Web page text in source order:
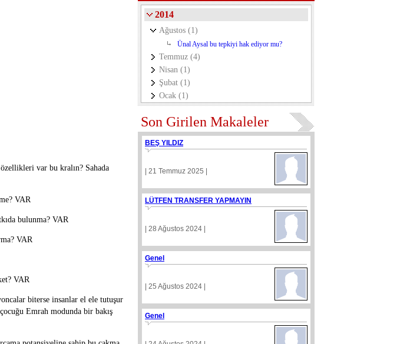
var bu kralın? Sahada
VAR
bulunma? VAR
VAR
VAR
biterse insanlar el ele tutuşur
Emrah modunda bir bakış
2014
Ağustos (1)
Ünal Aysal bu tepkiyi hak ediyor mu?
Temmuz (4)
Nisan (1)
Şubat (1)
Ocak (1)
Son Girilen Makaleler
BEŞ YILDIZ
| 21 Temmuz 2025 |
LÜTFEN TRANSFER YAPMAYIN
| 28 Ağustos 2024 |
Genel
| 25 Ağustos 2024 |
Genel